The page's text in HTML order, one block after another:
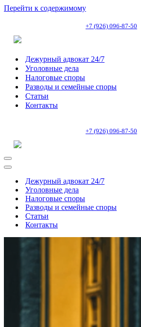
Перейти к содержимому
+7 (926) 096-87-50
Дежурный адвокат 24/7
Уголовные дела
Налоговые споры
Разводы и семейные споры
Статьи
Контакты
+7 (926) 096-87-50
Меню
навигации
Меню
навигацииДежурный адвокат 24/7
Уголовные дела
Налоговые споры
Разводы и семейные споры
Статьи
Контакты